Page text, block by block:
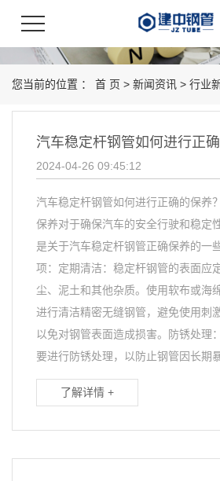
您当前的位置 ： 首 页 > 新闻资讯 > 行业
汽车稳定杆钢管如何进行正确
2024-04-26 09:45:12
汽车稳定杆钢管如何进行正确的保养
保养对于确保汽车的安全行驶和稳定
是关于汽车稳定杆钢管正确保养的一
项：定期清洁：稳定杆钢管的表面应
尘、泥土和其他杂质。使用软布或海
进行清洁精密无缝钢管，避免使用刺
以免对钢管表面造成损害。防锈处理
要进行防锈处理，以防止钢管因长期
了解详情 +